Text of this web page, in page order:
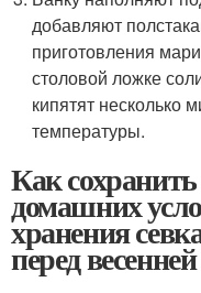
добавляют
приготовления
столовой ложке
кипятят несколько
температуры.
Как
домашних
хранения
перед